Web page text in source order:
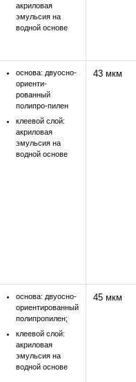
акриловая
эмульсия на
водной основе
основа: двуосно-
ориенти-
рованный
полипро-пилен
клеевой слой:
акриловая
эмульсия на
водной основе
43 мкм
основа: двуосно-
ориентированный
полипропилен;
клеевой слой:
акриловая
эмульсия на
водной основе
45 мкм